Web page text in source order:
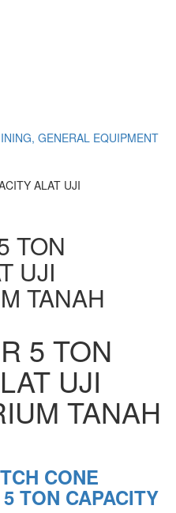
GENERAL EQUIPMENT
ALAT UJI
TON
UJI
TANAH
5 TON
UJI
TANAH
CONE
TON CAPACITY